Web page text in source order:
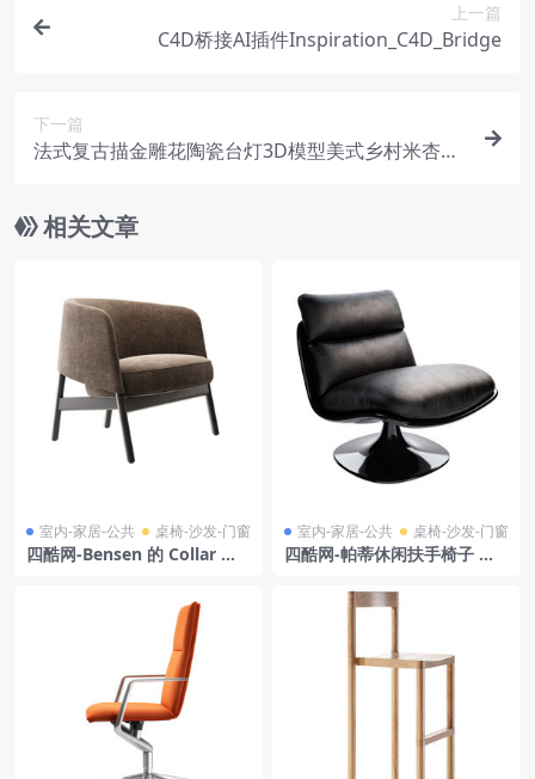
上一篇
C4D桥接AI插件Inspiration_C4D_Bridge
下一篇
法式复古描金雕花陶瓷台灯3D模型美式乡村米杏布
相关文章
室内-家居-公共 桌椅-沙发-门窗
四酷网-Bensen 的 Collar 休
室内-家居-公共 桌椅-沙发-门窗
四酷网-帕蒂休闲扶手椅子 板